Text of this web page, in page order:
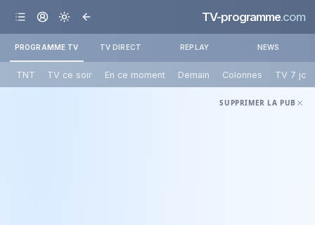
TV-programme.com
PROGRAMME TV TV DIRECT REPLAY NEWS
TNT TV ce soir En ce moment Demain Colonnes TV 7
SUPPRIMER LA PUB